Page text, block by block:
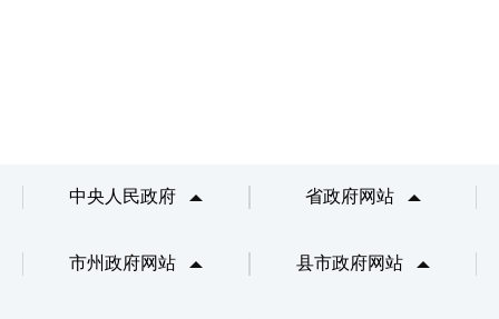
中央人民政府 省政府网站
市州政府网站 县市政府网站